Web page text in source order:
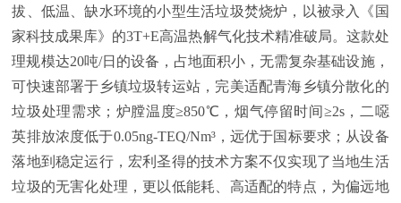
拔、低温、缺水环境的小型生活垃圾焚烧炉，以被录入《国
家科技成果库》的3T+E高温热解气化技术精准破局。这款处
理规模达20吨/日的设备，占地面积小，无需复杂基础设施，
可快速部署于乡镇垃圾转运站，完美适配青海乡镇分散化的
垃圾处理需求；炉膛温度≥850℃，烟气停留时间≥2s，二噁
英排放浓度低于0.05ng-TEQ/Nm³，远优于国标要求；从设备
落地到稳定运行，宏利圣得的技术方案不仅实现了当地生活
垃圾的无害化处理，更以低能耗、高适配的特点，为偏远地